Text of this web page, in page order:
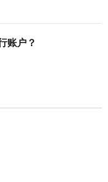
账户？